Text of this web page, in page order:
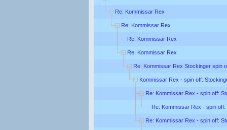
Re: Kommissar Rex
Re: Kommissar Rex
Re: Kommissar Rex
Re: Kommissar Rex
Re: Kommissar Rex Stockinger spin
Kommissar Rex - spin off:
Re: Kommissar Rex - spin off:
Re: Kommissar Rex - spin
Re: Kommissar Rex - spin off: